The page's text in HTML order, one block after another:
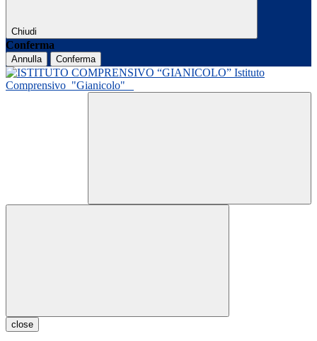
Chiudi
Conferma
Annulla Conferma
Istituto
Comprensivo "Gianicolo"
close